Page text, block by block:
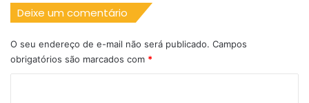
Deixe um comentário
O seu endereço de e-mail não será publicado. Campos
obrigatórios são marcados com *